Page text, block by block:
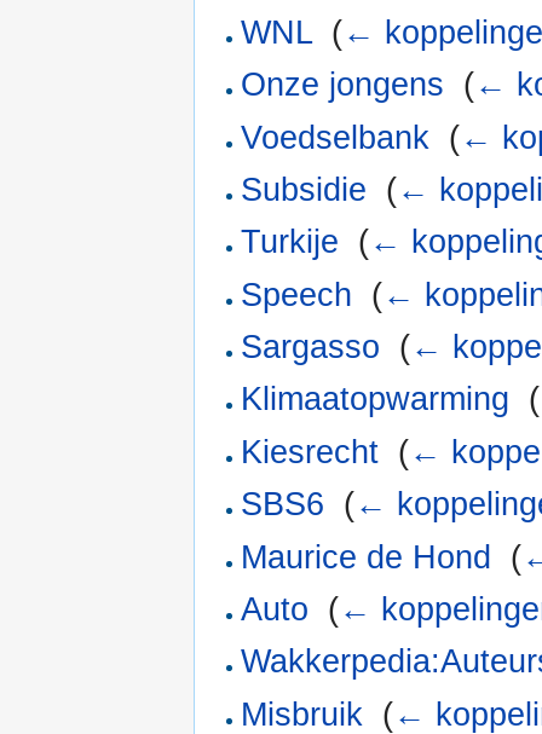
WNL‎ (←
Onze jongens (←
Voedselbank (←
Subsidie (←
Turkije (←
Speech (←
Sargasso (←
Klimaatopwarming (
Kiesrecht (←
SBS6 (←
Maurice de Hond
(
Auto (←
Misbruik (←